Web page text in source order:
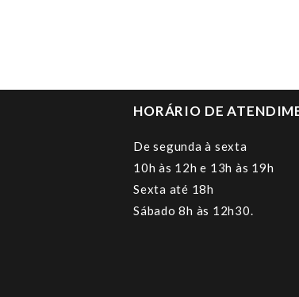
HORÁRIO DE
De segunda à sexta
10h às 12h e 13h às 19h
Sexta até 18h
Sábado 8h às 12h30.